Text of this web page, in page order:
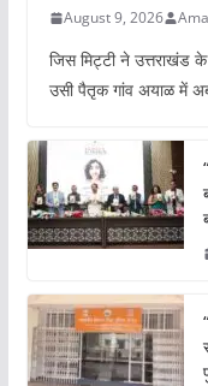
August 9, 2026
जिस मिट्टी ने उत्तराखंड
उसी पैतृक गांव अयाळ में